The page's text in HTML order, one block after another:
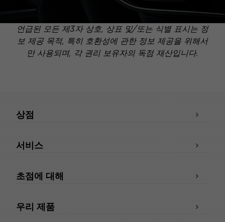
언급된 모든 제3자 상호, 상표 및/또는 식별 표시는 정
보 제공 목적, 특히 호환성에 관한 정보 제공을 위해서
만 사용되며, 각 권리 보유자의 독점 재산입니다.
상점
서비스
초점에 대해
우리 제품